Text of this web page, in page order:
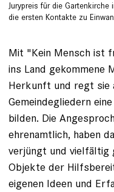
Jurypreis für die Gartenkirche
die ersten Kontakte zu
Mit "Kein Mensch ist
ins Land gekommene
Herkunft und regt sie
Gemeindegliedern
bilden. Die
ehrenamtlich, haben
verjüngt und vielfältig
Objekte der
eigenen Ideen und